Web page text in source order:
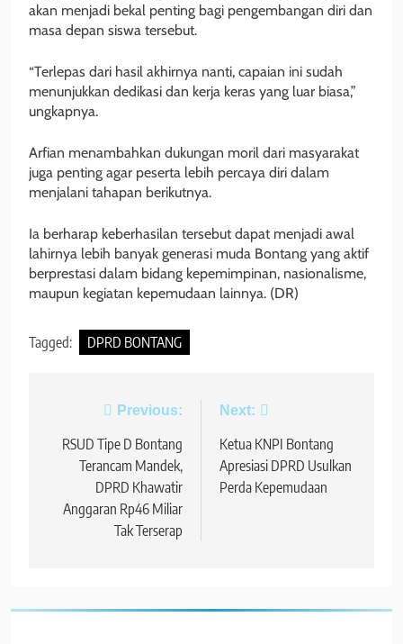
akan menjadi bekal penting bagi pengembangan diri dan
masa depan siswa tersebut.
“Terlepas dari hasil akhirnya nanti, capaian ini sudah
menunjukkan dedikasi dan kerja keras yang luar biasa,”
ungkapnya.
Arfian menambahkan dukungan moril dari masyarakat
juga penting agar peserta lebih percaya diri dalam
menjalani tahapan berikutnya.
Ia berharap keberhasilan tersebut dapat menjadi awal
lahirnya lebih banyak generasi muda Bontang yang aktif
berprestasi dalam bidang kepemimpinan, nasionalisme,
maupun kegiatan kepemudaan lainnya. (DR)
Tagged: DPRD BONTANG
Navigasi
pos
Previous:
RSUD Tipe D Bontang
Terancam Mandek,
DPRD Khawatir
Anggaran Rp46 Miliar
Tak Terserap
Next:
Ketua KNPI Bontang
Apresiasi DPRD Usulkan
Perda Kepemudaan